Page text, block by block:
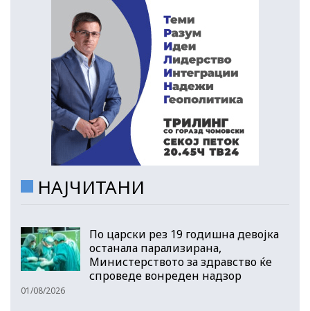
НАЈЧИТАНИ
По царски рез 19 годишна девојка
останала парализирана,
Министерството за здравство ќе
спроведе вонреден надзор
01/08/2026